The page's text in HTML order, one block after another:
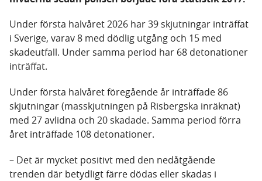
Under första halvåret 2026 har 39 skjutningar inträffat
i Sverige, varav 8 med dödlig utgång och 15 med
skadeutfall. Under samma period har 68 detonationer
inträffat.
Under första halvåret föregående år inträffade 86
skjutningar (masskjutningen på Risbergska inräknat)
med 27 avlidna och 20 skadade. Samma period förra
året inträffade 108 detonationer.
– Det är mycket positivt med den nedåtgående
trenden där betydligt färre dödas eller skadas i